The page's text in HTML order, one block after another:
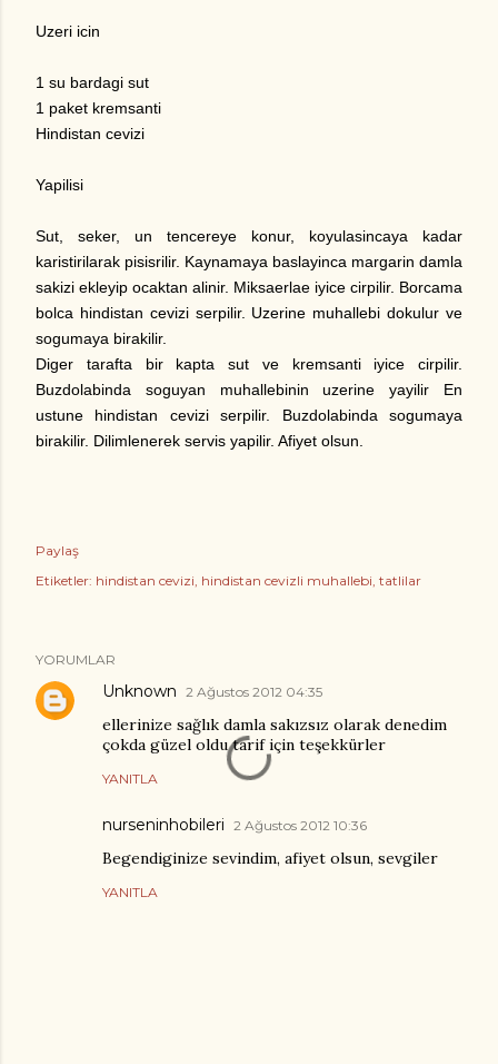
Uzeri icin
1 su bardagi sut
1 paket kremsanti
Hindistan cevizi
Yapilisi
Sut, seker, un tencereye konur, koyulasincaya kadar
karistirilarak pisisrilir. Kaynamaya baslayinca margarin damla
sakizi ekleyip ocaktan alinir. Miksaerlae iyice cirpilir. Borcama
bolca hindistan cevizi serpilir. Uzerine muhallebi dokulur ve
sogumaya birakilir.
Diger tarafta bir kapta sut ve kremsanti iyice cirpilir.
Buzdolabinda soguyan muhallebinin uzerine yayilir En
ustune hindistan cevizi serpilir. Buzdolabinda sogumaya
birakilir. Dilimlenerek servis yapilir. Afiyet olsun.
Paylaş
Etiketler: hindistan cevizi hindistan cevizli muhallebi tatlilar
YORUMLAR
Unknown 2 Ağustos 2012 04:35
ellerinize sağlık damla sakızsız olarak denedim
çokda güzel oldu tarif için teşekkürler
YANITLA
nurseninhobileri 2 Ağustos 2012 10:36
Begendiginize sevindim, afiyet olsun, sevgiler
YANITLA